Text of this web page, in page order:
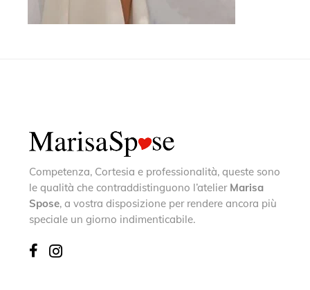
Competenza, Cortesia e professionalità, queste sono
le qualità che contraddistinguono l’atelier Marisa
Spose, a vostra disposizione per rendere ancora più
speciale un giorno indimenticabile.